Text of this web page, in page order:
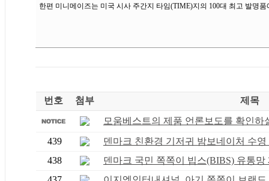
한편 미니메이즈는 미국 시사 주간지 타임(TIME)지의 100대 최고 발명
번호 첨부
제목
모움베스트의 제품 언론보도를 확인하
439
덴마크 친환경 기저귀 밤보네이처 수영
438
덴마크 국민 쪽쪽이 빕스(BIBS) 유통망